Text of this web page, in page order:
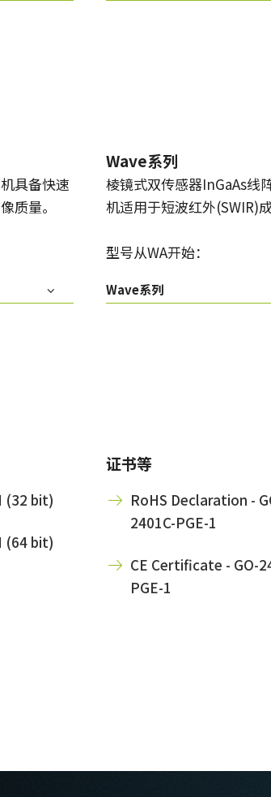
具备快速
质量。
Wave系列
棱镜式双传感器InGaAs线
机适用于短波红外(SWIR)成
型号从WA开始：
Wave系列
(32 bit)
(64 bit)
证书等
RoHS Declaration -
2401C-PGE-1
CE Certificate - GO-
PGE-1